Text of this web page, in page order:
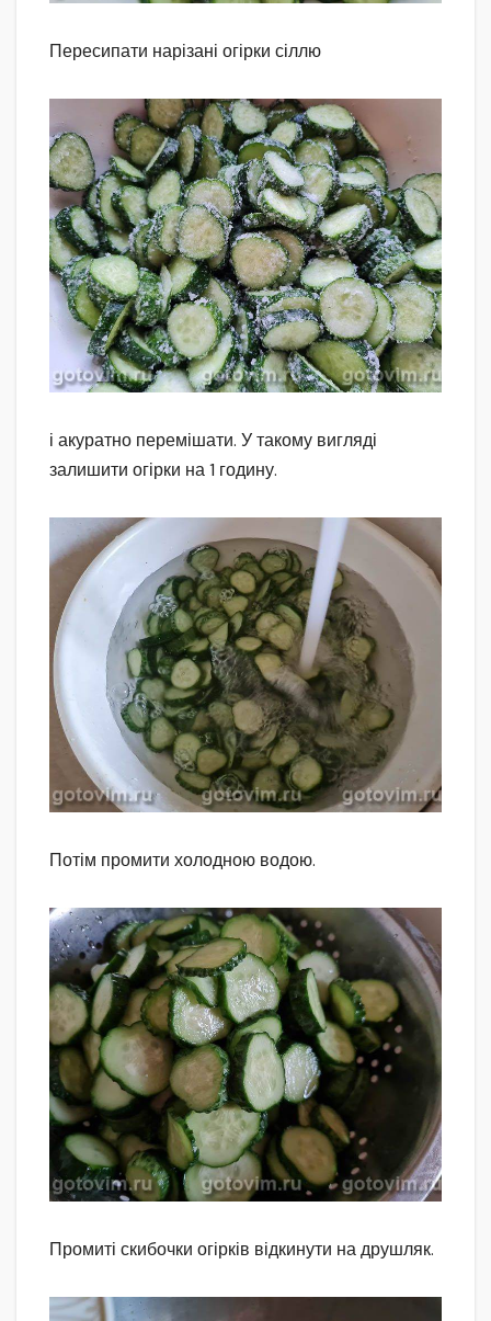
Пересипати нарізані огірки сіллю
і акуратно перемішати. У такому вигляді
залишити огірки на 1 годину.
Потім промити холодною водою.
Промиті скибочки огірків відкинути на друшляк.